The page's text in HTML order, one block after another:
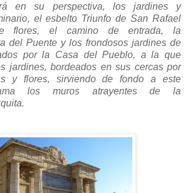
en su perspectiva, los jardines y
el esbelto Triunfo de San Rafael
flores, el camino de entrada, la
del Puente y los frondosos jardines de
por la Casa del Pueblo, a la que
jardines, bordeados en sus cercas por
y flores, sirviendo de fondo a este
los muros atrayentes de la